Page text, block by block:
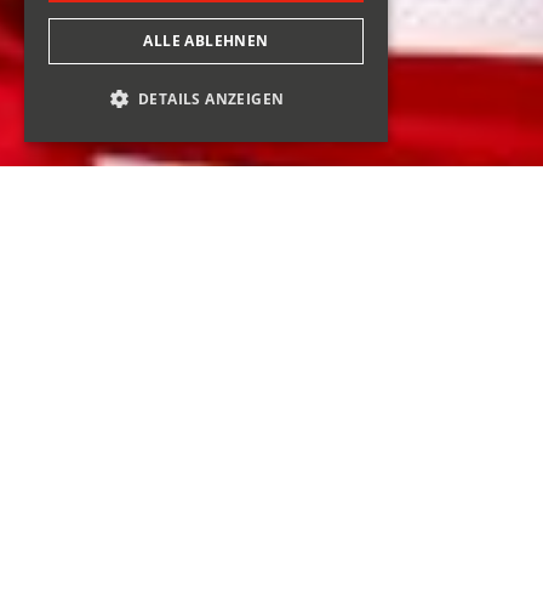
ALLE ABLEHNEN
DETAILS ANZEIGEN